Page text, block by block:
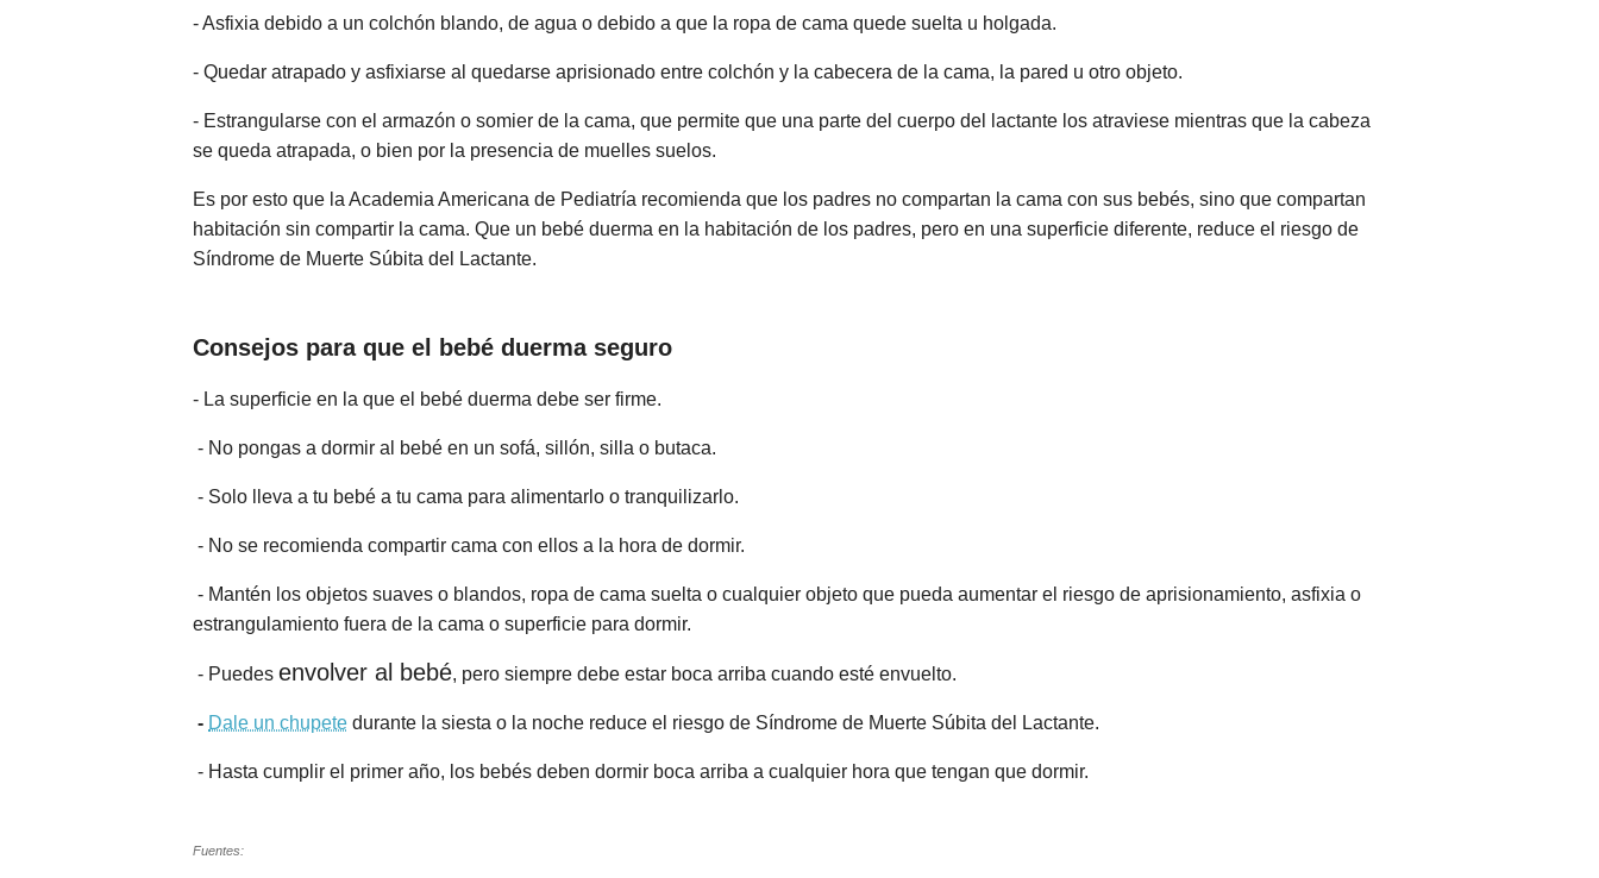
- Asfixia debido a un colchón blando, de agua o debido a que la ropa de cama quede suelta u holgada.
- Quedar atrapado y asfixiarse al quedarse aprisionado entre colchón y la cabecera de la cama, la pared u otro objeto.
- Estrangularse con el armazón o somier de la cama, que permite que una parte del cuerpo del lactante los atraviese mientras que la cabeza
se queda atrapada, o bien por la presencia de muelles suelos.
Es por esto que la Academia Americana de Pediatría recomienda que los padres no compartan la cama con sus bebés, sino que compartan
habitación sin compartir la cama. Que un bebé duerma en la habitación de los padres, pero en una superficie diferente, reduce el riesgo de
Síndrome de Muerte Súbita del Lactante.
Consejos para que el bebé duerma seguro
- La superficie en la que el bebé duerma debe ser firme.
- No pongas a dormir al bebé en un sofá, sillón, silla o butaca.
- Solo lleva a tu bebé a tu cama para alimentarlo o tranquilizarlo.
- No se recomienda compartir cama con ellos a la hora de dormir.
- Mantén los objetos suaves o blandos, ropa de cama suelta o cualquier objeto que pueda aumentar el riesgo de aprisionamiento, asfixia o
estrangulamiento fuera de la cama o superficie para dormir.
- Puedes envolver al bebé, pero siempre debe estar boca arriba cuando esté envuelto.
- Dale un chupete durante la siesta o la noche reduce el riesgo de Síndrome de Muerte Súbita del Lactante.
- Hasta cumplir el primer año, los bebés deben dormir boca arriba a cualquier hora que tengan que dormir.
Fuentes: